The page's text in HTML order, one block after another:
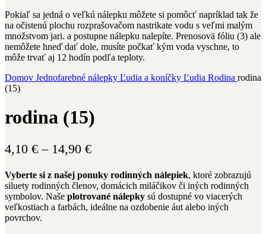
Pokiaľ sa jedná o veľkú nálepku môžete si pomôcť napríklad tak že
na očistenú plochu rozprašovačom nastrikate vodu s veľmi malým
množstvom jari. a postupne nálepku nalepíte. Prenosovä fóliu (3) ale
nemôžete hneď dať dole, musíte počkať kým voda vyschne, to
môže trvať aj 12 hodín podľa teploty.
Domov Jednofarebné nálepky Ľudia a koníčky Ľudia Rodina rodina
(15)
rodina (15)
4,10 € – 14,90 €Price
4,10 €
through
14,90 €
Vyberte si z našej ponuky rodinných nálepiek, ktoré zobrazujú
siluety rodinných členov, domácich miláčikov či iných rodinných
symbolov. Naše plotrované nálepky sú dostupné vo viacerých
veľkostiach a farbách, ideálne na ozdobenie áut alebo iných
povrchov.